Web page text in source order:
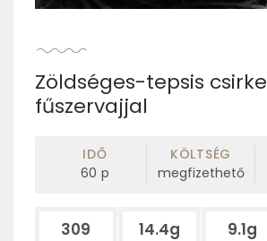
Zöldséges-tepsis csirke
fűszervajjal
IDŐ
60 p
KÖLTSÉG
megfizethető
309 14.4g 9.1g